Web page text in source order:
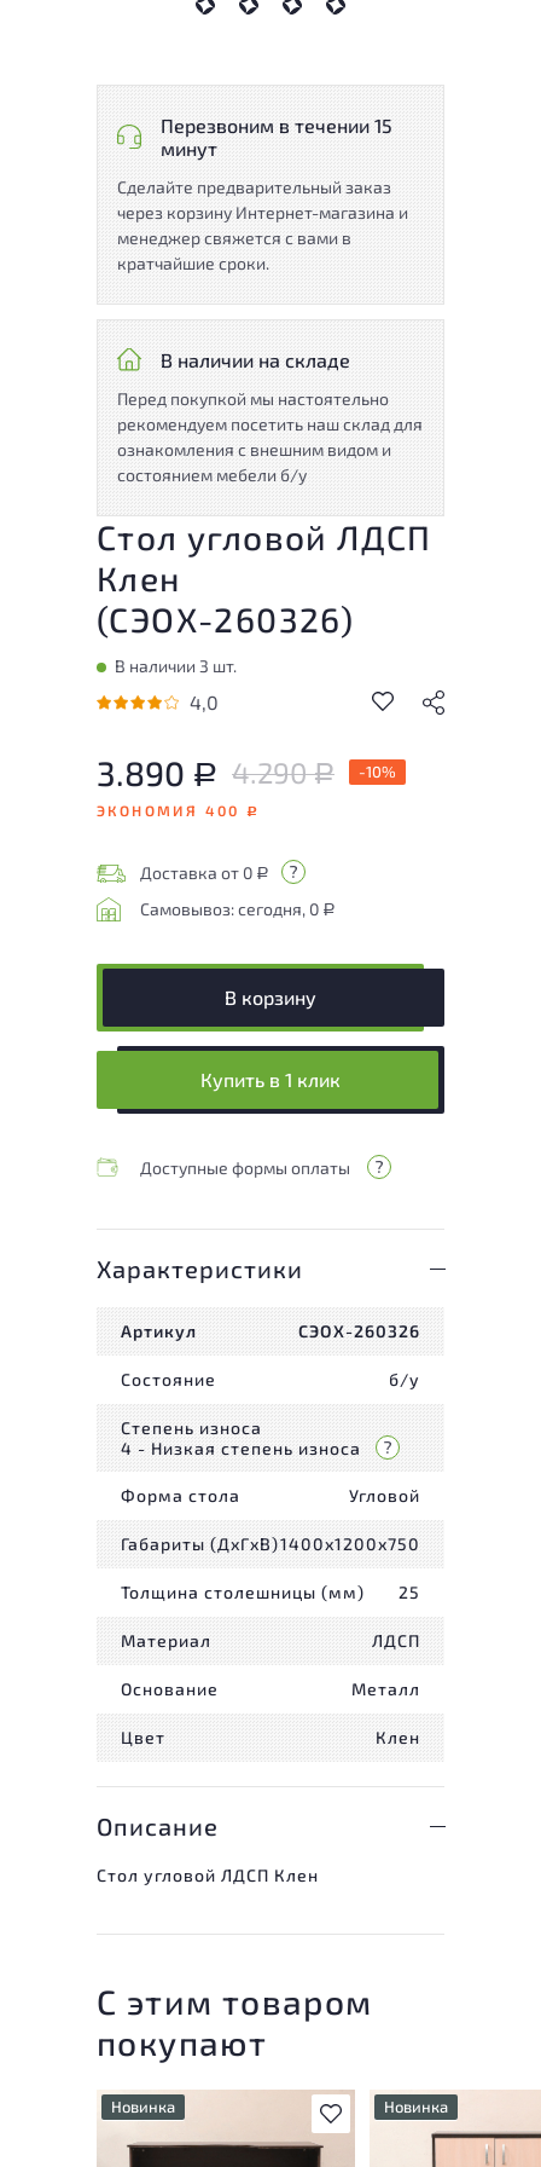
Перезвоним в течении 15
минут
Сделайте предварительный заказ
через корзину Интернет-магазина и
менеджер свяжется с вами в
кратчайшие сроки.
В наличии на складе
Перед покупкой мы настоятельно
рекомендуем посетить наш склад для
ознакомления с внешним видом и
состоянием мебели б/у
Стол угловой ЛДСП
Клен
(СЭОХ-260326)
В наличии 3 шт.
4,0
3.890 Р 4.290Р -10%
ЭКОНОМИЯ 400Р
Доставка от 0 Р
Самовывоз: сегодня, 0 Р
В корзину
Купить в 1 клик
Доступные формы оплаты
Характеристики
Артикул СЭОХ-260326
Состояние б/у
Степень износа
4 - Низкая степень износа
Форма стола Угловой
Габариты (ДxГxВ)1400x1200x750
Толщина столешницы (мм) 25
Материал ЛДСП
Основание Металл
Цвет Клен
Описание
Стол угловой ЛДСП Клен
С этим товаром
покупают
В избранное
Новинка
У товара присутствуют
незначительные следы
Новинка
У товара
незначительные